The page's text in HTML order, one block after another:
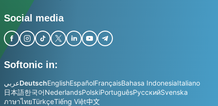
Social media
Softonic in:
عربيDeutschEnglishEspañolFrançaisBahasa IndonesiaItaliano
日本語한국어NederlandsPolskiPortuguêsРусскийSvenska
ภาษาไทยTürkçeTiếng Việt中文